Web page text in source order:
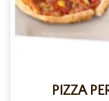
PIZZA